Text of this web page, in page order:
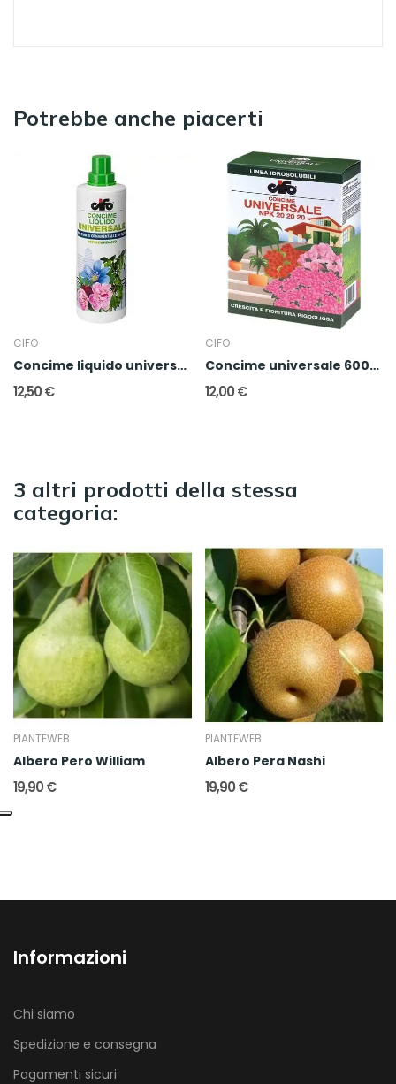
Potrebbe anche piacerti
CIFO
Concime liquido universale 1l
12,50 €
CIFO
Concime universale 600gr
12,00 €
3 altri prodotti della stessa
categoria:
PIANTEWEB
Albero Pero William
19,90 €
PIANTEWEB
Albero Pera Nashi
19,90 €
Informazioni
Chi siamo
Spedizione e consegna
Pagamenti sicuri